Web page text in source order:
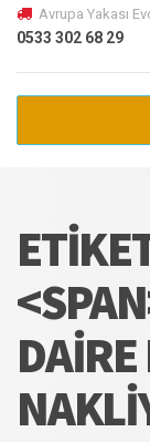
Avrupa Yakası
0533 302 68 29
DAIRE